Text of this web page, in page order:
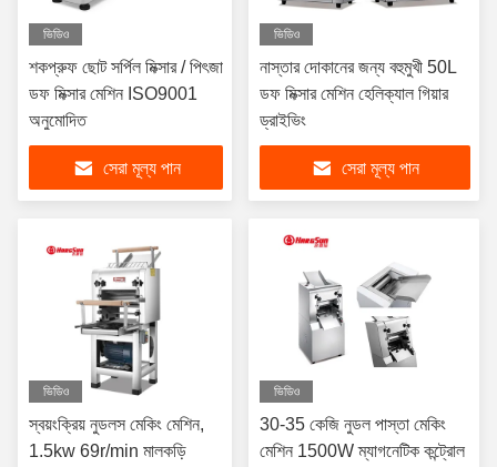
ভিডিও
শকপ্রুফ ছোট সর্পিল মিক্সার / পিৎজা
ডফ মিক্সার মেশিন ISO9001
অনুমোদিত
সেরা মূল্য পান
ভিডিও
নাস্তার দোকানের জন্য বহুমুখী 50L
ডফ মিক্সার মেশিন হেলিক্যাল গিয়ার
ড্রাইভিং
সেরা মূল্য পান
ভিডিও
স্বয়ংক্রিয় নুডলস মেকিং মেশিন,
1.5kw 69r/min মালকড়ি
ভিডিও
30-35 কেজি নুডল পাস্তা মেকিং
মেশিন 1500W ম্যাগনেটিক কন্ট্রোল